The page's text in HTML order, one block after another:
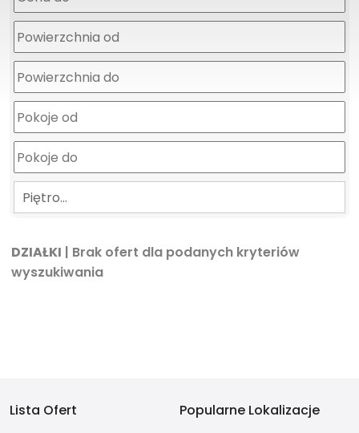
Piętro…
DZIAŁKI | Brak ofert dla podanych kryteriów
wyszukiwania
Lista Ofert
Popularne Lokalizacje